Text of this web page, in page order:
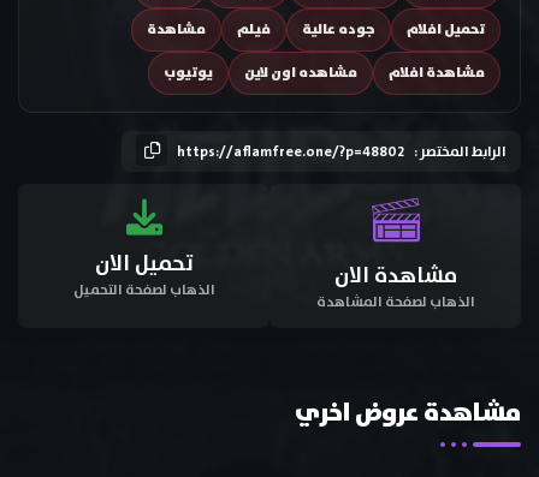
تحميل افلام
جوده عالية فيلم
مشاهدة
مشاهدة افلام
مشاهده اون لاين يوتيوب
الرابط المختصر : https://aflamfree.one/?p=48802
مشاهدة الان
الذهاب لصفحة المشاهدة
تحميل الان
الذهاب لصفحة التحميل
مشاهدة عروض اخري